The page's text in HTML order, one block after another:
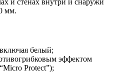
и стенах внутри и снаружи
мм.
белый;
эффектом
Protect”);